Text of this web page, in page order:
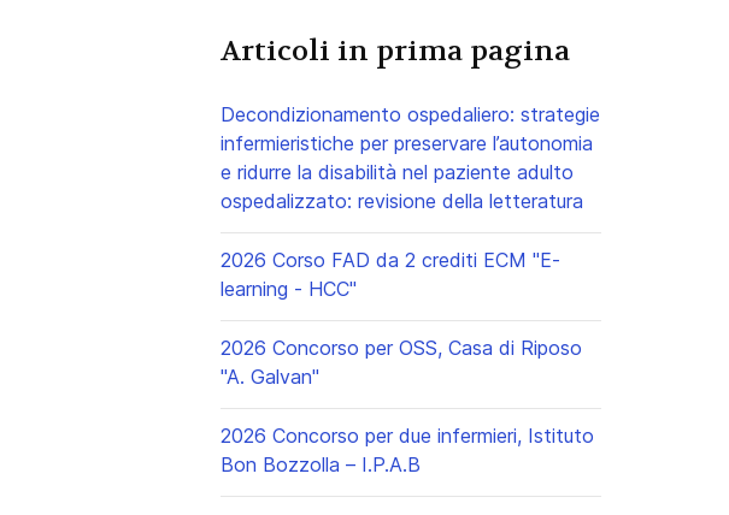
Articoli in prima pagina
Decondizionamento ospedaliero: strategie
infermieristiche per preservare l’autonomia
e ridurre la disabilità nel paziente adulto
ospedalizzato: revisione della letteratura
2026 Corso FAD da 2 crediti ECM "E-
learning - HCC"
2026 Concorso per OSS, Casa di Riposo
"A. Galvan"
2026 Concorso per due infermieri, Istituto
Bon Bozzolla – I.P.A.B